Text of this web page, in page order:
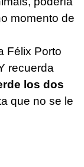
momento de
Félix Porto
recuerda
los dos
que no se le